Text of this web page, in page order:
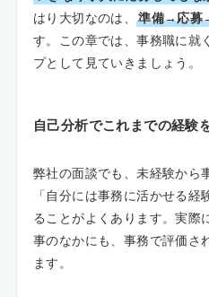
はり大切なのは、準備→応募
す。この章では、事務職に就
プとして見ていきましょう。
自己分析でこれまでの経験
弊社の面談でも、未経験から
「自分には事務に活かせる
ることがよくあります。実際
事のなかにも、事務で評価さ
ます。